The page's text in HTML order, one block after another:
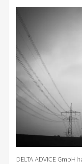
DELTA ADVICE